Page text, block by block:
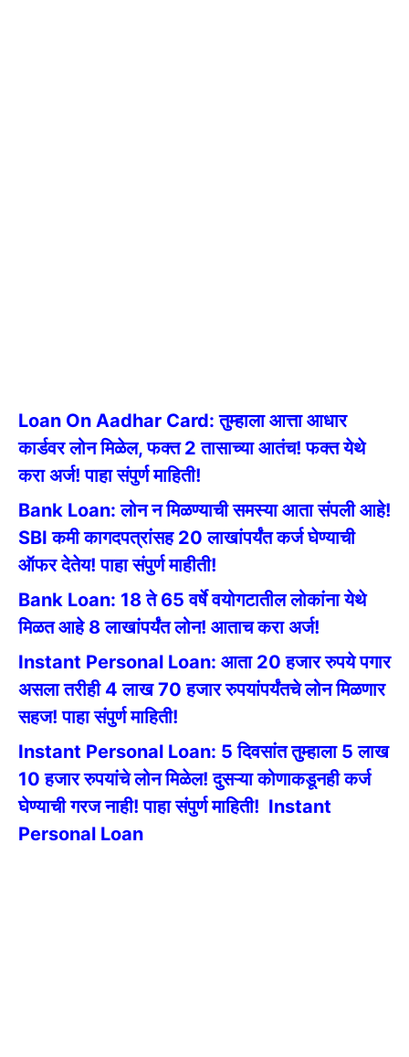
Loan On Aadhar Card: तुम्हाला आत्ता आधार
कार्डवर लोन मिळेल, फक्त 2 तासाच्या आतंच! फक्त येथे
करा अर्ज! पाहा संपुर्ण माहिती!
Bank Loan: लोन न मिळण्याची समस्या आता संपली आहे!
SBI कमी कागदपत्रांसह 20 लाखांपर्यंत कर्ज घेण्याची
ऑफर देतेय! पाहा संपुर्ण माहीती!
Bank Loan: 18 ते 65 वर्षे वयोगटातील लोकांना येथे
मिळत आहे 8 लाखांपर्यंत लोन! आताच करा अर्ज!
Instant Personal Loan: आता 20 हजार रुपये पगार
असला तरीही 4 लाख 70 हजार रुपयांपर्यंतचे लोन मिळणार
सहज! पाहा संपुर्ण माहिती!
Instant Personal Loan: 5 दिवसांत तुम्हाला 5 लाख
10 हजार रुपयांचे लोन मिळेल! दुसऱ्या कोणाकडूनही कर्ज
घेण्याची गरज नाही! पाहा संपुर्ण माहिती! Instant
Personal Loan